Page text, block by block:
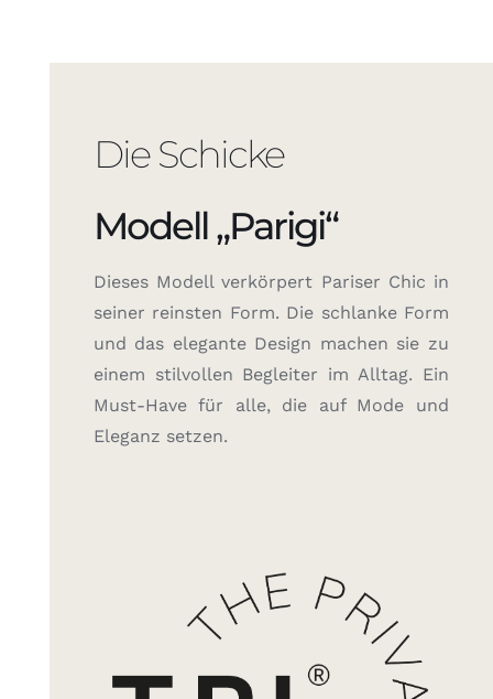
Die Schicke
Modell „Parigi“
Dieses Modell verkörpert Pariser Chic in
seiner reinsten Form. Die schlanke Form
und das elegante Design machen sie zu
einem stilvollen Begleiter im Alltag. Ein
Must-Have für alle, die auf Mode und
Eleganz setzen.